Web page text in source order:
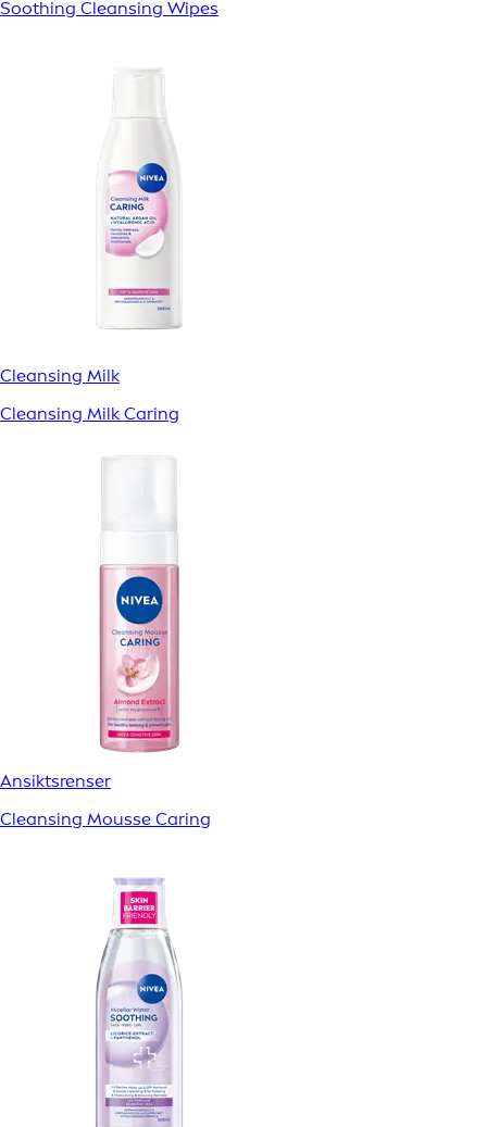
Soothing Cleansing Wipes
Cleansing Milk
Cleansing Milk Caring
Ansiktsrenser
Cleansing Mousse Caring